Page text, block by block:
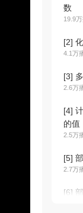
数
19.9
[2]
4.1万
[3]
2.6万
[4]
的值
2.5万
[5]
2.7万
[6]